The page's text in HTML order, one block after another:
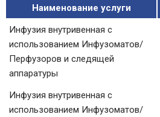
Наименование услуги
Инфузия внутривенная с
использованием Инфузоматов/
Перфузоров и следящей
аппаратуры
Инфузия внутривенная с
использованием Инфузоматов/